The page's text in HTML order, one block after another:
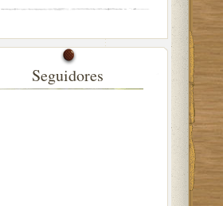
Seguidores